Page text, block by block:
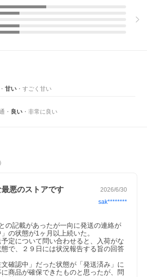
・ 甘い ・ すごく甘い
・ 良い ・ 非常に良い
悪のストアです 2026/6/30
sak********
の記載があったが一向に発送の連絡が
の状態が1ヶ月以上続いた。
定について問い合わせると、入荷がな
態で、２９日には状況報告する旨の回答
確認中」だった状態が「発送済み」に
商品が確保できたものと思ったが、問